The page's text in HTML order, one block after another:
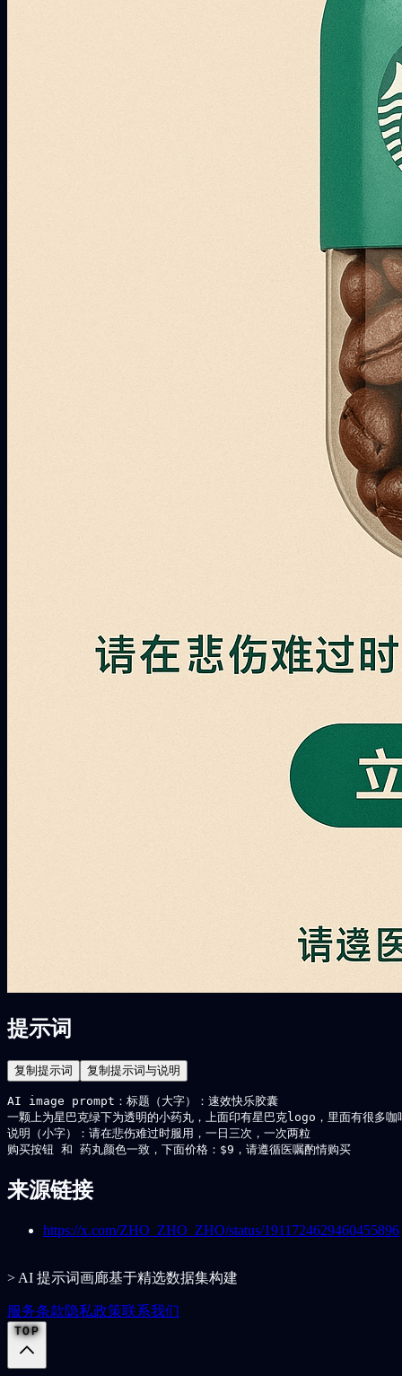
提示词
复制提示词 复制提示词与说明
AI image prompt：标题（大字）：速效快乐胶囊
一颗上为星巴克绿下为透明的小药丸，上面印有星巴克logo，里面有很多咖
说明（小字）：请在悲伤难过时服用，一日三次，一次两粒
购买按钮 和 药丸颜色一致，下面价格：$9，请遵循医嘱酌情购买
来源链接
https://x.com/ZHO_ZHO_ZHO/status/1911724629460455896
> AI 提示词画廊基于精选数据集构建
服务条款隐私政策联系我们
TOP